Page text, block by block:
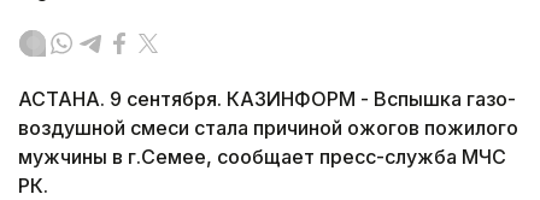
АСТАНА. 9 сентября. КАЗИНФОРМ - Вспышка газо-
воздушной смеси стала причиной ожогов пожилого
мужчины в г.Семее, сообщает пресс-служба МЧС
РК.